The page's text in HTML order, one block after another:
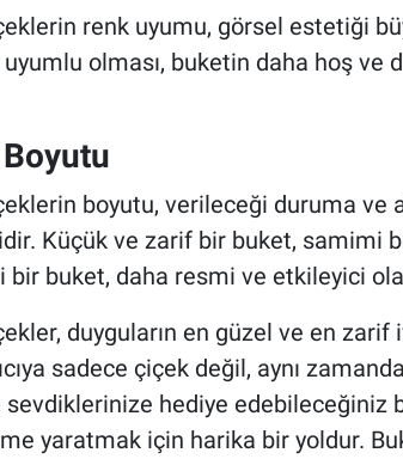
renk uyumu, görsel estetiği
olması, buketin daha hoş ve
boyutu, verileceği duruma ve
Küçük ve zarif bir buket, samimi
bir buket, daha resmi ve etkileyici
duyguların en güzel ve en
sadece çiçek değil, aynı
sevdiklerinize hediye edebileceğiniz
yaratmak için harika bir yoldur.